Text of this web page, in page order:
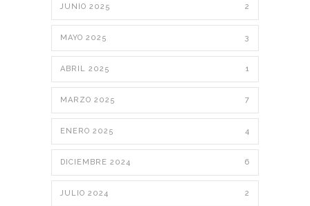
JUNIO 2025 2
MAYO 2025 3
ABRIL 2025 1
MARZO 2025 7
ENERO 2025 4
DICIEMBRE 2024 6
JULIO 2024 2